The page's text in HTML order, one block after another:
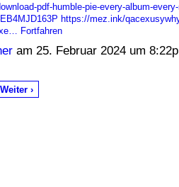
pdf-humble-pie-every-album-
https://mez.ink/
Fortfahren
am 25. Februar 2024 um
Weiter ›